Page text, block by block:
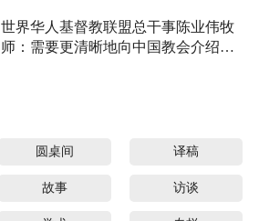
世界华人基督教联盟总干事陈业伟牧
师：需要更清晰地向中国教会介绍福
圆桌间 译稿
故事 访谈